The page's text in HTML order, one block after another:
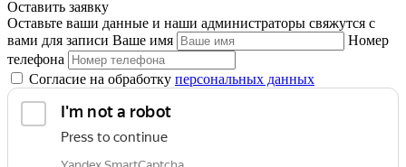
Оставить заявку
Оставьте ваши данные и наши администраторы свяжутся с
вами для записи Ваше имя
Номер
телефона
Согласие на обработку персональных данных